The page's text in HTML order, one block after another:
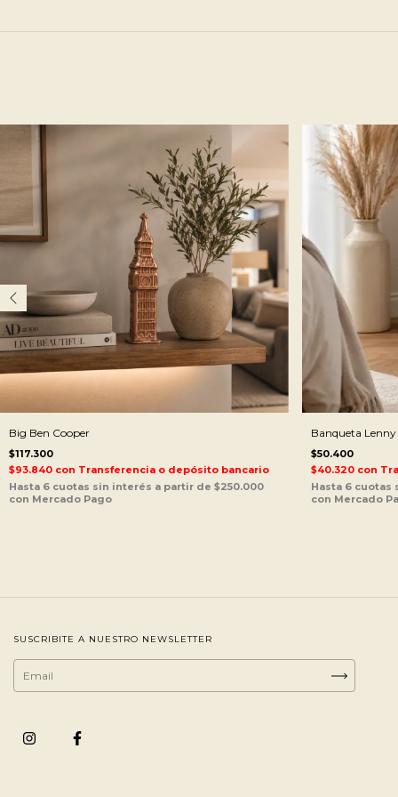
Big Ben Cooper
$117.300
$93.840 con Transferencia o depósito bancario
Banqueta Lenny
$50.400
$40.320 con
SUSCRIBITE A NUESTRO NEWSLETTER